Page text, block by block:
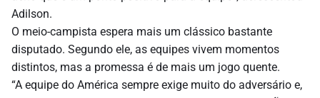
Adilson.
O meio-campista espera mais um clássico bastante
disputado. Segundo ele, as equipes vivem momentos
distintos, mas a promessa é de mais um jogo quente.
“A equipe do América sempre exige muito do adversário e,